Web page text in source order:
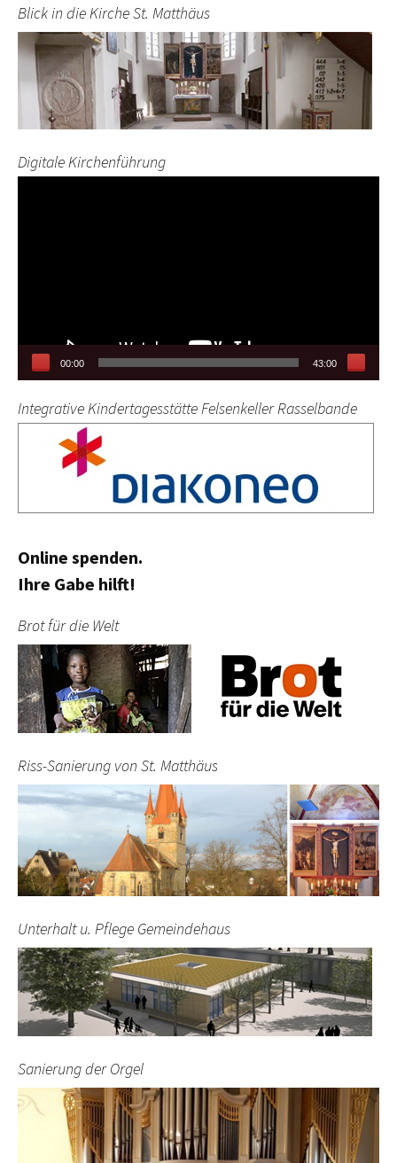
Blick in die Kirche St. Matthäus
Digitale Kirchenführung
00:00 43:00
Integrative Kindertagesstätte Felsenkeller Rasselbande
Online spenden.
Ihre Gabe hilft!
Brot für die Welt
Riss-Sanierung von St. Matthäus
Unterhalt u. Pflege Gemeindehaus
Sanierung der Orgel